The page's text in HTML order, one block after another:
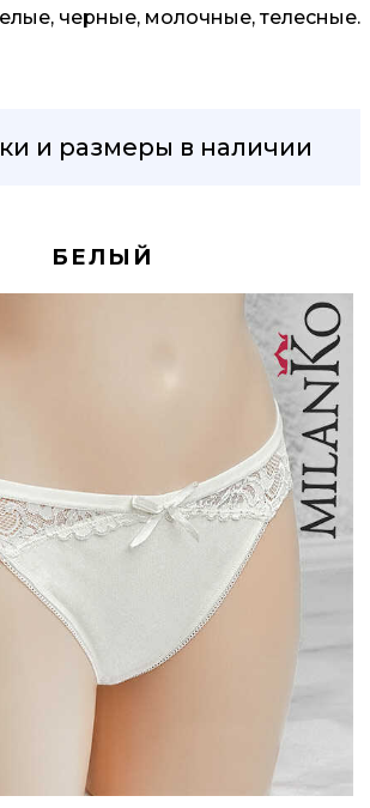
черные, молочные, телесные.
и размеры в наличии
БЕЛЫЙ